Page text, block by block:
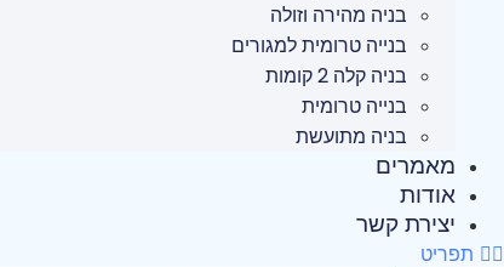
בניה מהירה וזולה
בנייה טרומית למגורים
בניה קלה 2 קומות
בנייה טרומית
בניה מתועשת
מאמרים
אודות
יצירת קשר
תפריט